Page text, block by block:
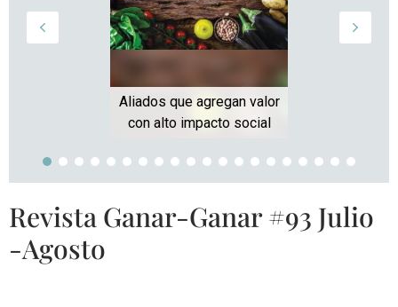
Aliados que agregan valor
con alto impacto social
Revista Ganar-Ganar #93 Julio
-Agosto